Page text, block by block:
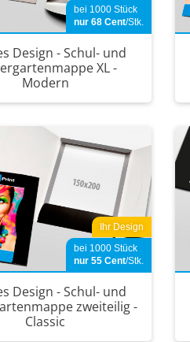
bei 1000 Stück
nur 68 Cent/Stk.
Design - Schul- und
XL -
Modern
Ihr Design
bei 1000 Stück
nur 55 Cent/Stk.
Design - Schul- und
zweiteilig -
Classic